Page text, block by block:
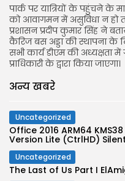
पार्क पर यात्रियों के पहुंचने के
को आवागमन में असुविधा न हो
प्रशासन प्रदीप कुमार सिंह ने
कैरिज बस अड्डा की स्थापना
सभी कार्य डीएम की अध्यक्षता
प्राधिकारी के द्वारा किया जाएगा।
अन्य खबरे
Uncategorized
Office 2016 ARM64
Version Lite (CtrlHD)
Uncategorized
The Last of Us Part I